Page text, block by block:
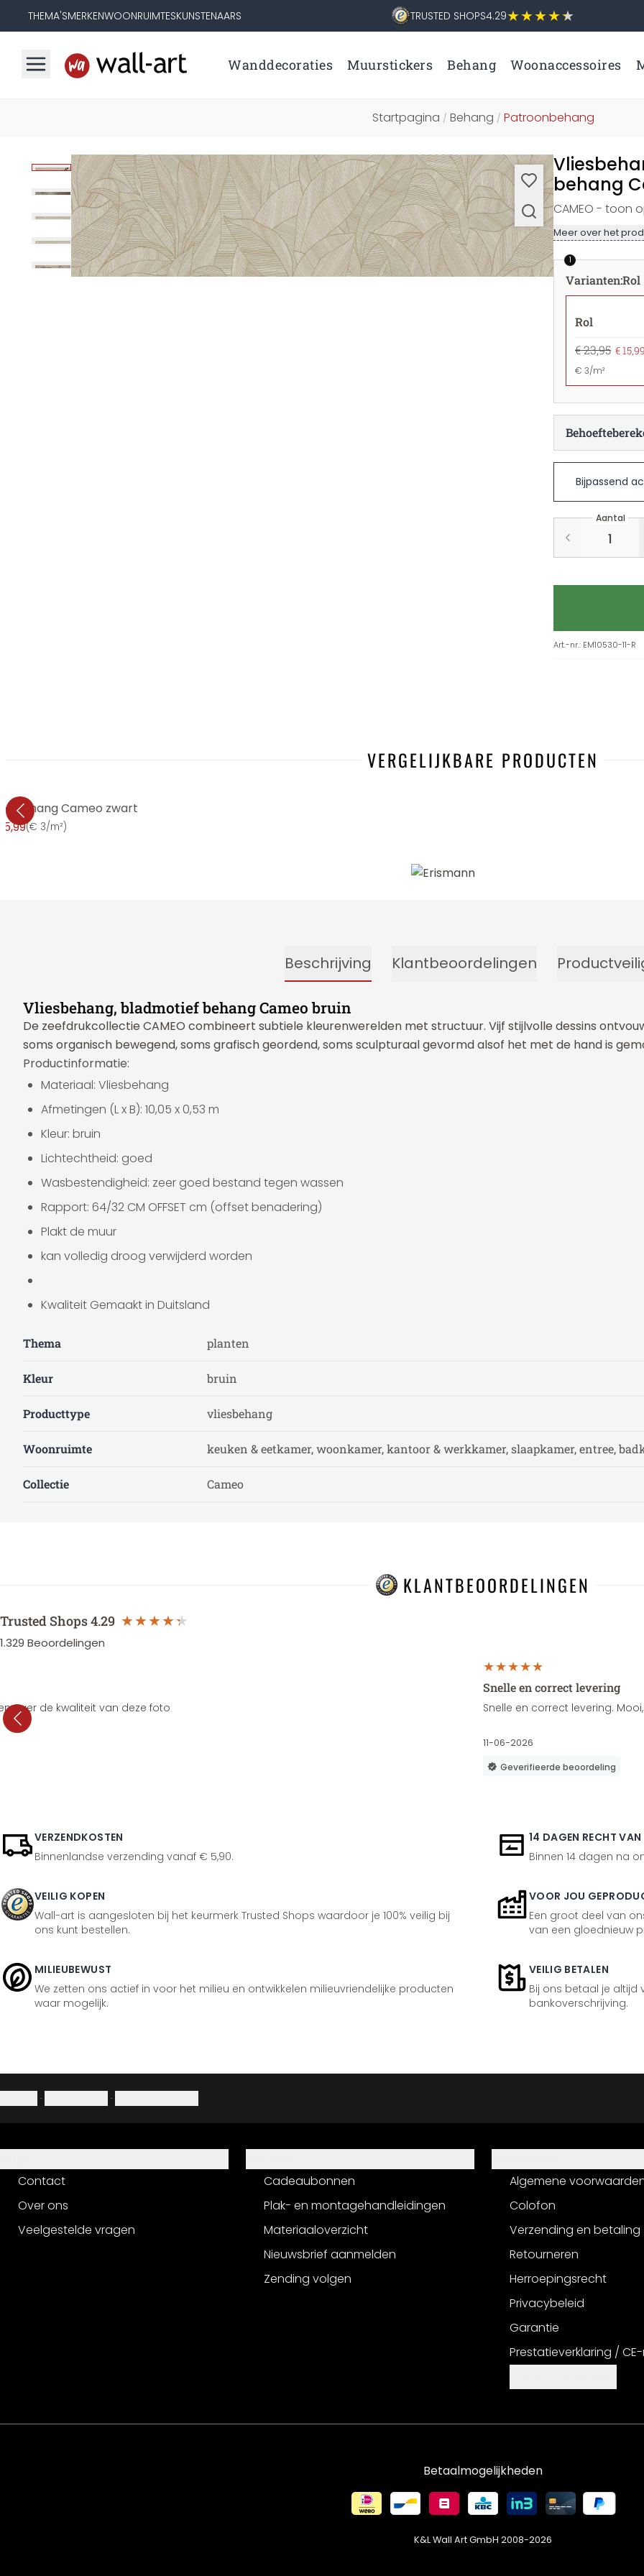
THEMA'SMERKENWOONRUIMTESKUNSTENAARS TRUSTED SHOPS4.29
Wanddecoraties Muurstickers Behang Woonaccessoires
Startpagina / Behang / Patroonbehang
behang
CAMEO - toon
Meer over het
1
Varianten:Rol
Rol
€ 23,95 € 15,99
€ 3/m²
Bijpassend
Aantal
Art.-nr.: EM10530-11-R
VERGELIJKBARE PRODUCTEN
behang Cameo zwart
(€ 3/m²)
Beschrijving Klantbeoordelingen
Vliesbehang, bladmotief behang Cameo bruin
De zeefdrukcollectie CAMEO combineert subtiele kleurenwerelden met structuur. Vijf stijlvolle dessins
soms organisch bewegend, soms grafisch geordend, soms sculpturaal gevormd alsof het met de hand is
Productinformatie:
Materiaal: Vliesbehang
Afmetingen (L x B): 10,05 x 0,53 m
Kleur: bruin
Lichtechtheid: goed
Wasbestendigheid: zeer goed bestand tegen wassen
Rapport: 64/32 CM OFFSET cm (offset benadering)
Plakt de muur
kan volledig droog verwijderd worden
Kwaliteit Gemaakt in Duitsland
Thema planten
Kleur bruin
Producttype vliesbehang
Woonruimte keuken & eetkamer, woonkamer, kantoor & werkkamer, slaapkamer, entree,
Collectie Cameo
KLANTBEOORDELINGEN
Trusted Shops4.29
1.329 Beoordelingen
over de kwaliteit van deze foto
Snelle en correct levering
Snelle en correct levering.
11-06-2026
Geverifieerde beoordeling
VERZENDKOSTEN
Binnenlandse verzending vanaf € 5,90.
14 DAGEN RECHT VAN
Binnen 14 dagen na
VEILIG KOPEN
Wall-art is aangesloten bij het keurmerk Trusted Shops waardoor je 100% veilig bij
ons kunt bestellen.
VOOR JOU
Een groot deel van
van een gloednieuw
MILIEUBEWUST
We zetten ons actief in voor het milieu en ontwikkelen milieuvriendelijke producten
waar mogelijk.
VEILIG BETALEN
Bij ons betaal je altijd
bankoverschrijving.
· ·
Contact
Over ons
Veelgestelde vragen
Cadeaubonnen
Plak- en montagehandleidingen
Materiaaloverzicht
Nieuwsbrief aanmelden
Zending volgen
Algemene
Colofon
Verzending en betaling
Retourneren
Herroepingsrecht
Privacybeleid
Garantie
Prestatieverklaring /
Betaalmogelijkheden
K&L Wall Art GmbH 2008-2026